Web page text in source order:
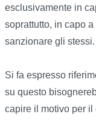
esclusivamente in
soprattutto, in capo
sanzionare gli stessi.
Si fa espresso
su questo
capire il motivo per il